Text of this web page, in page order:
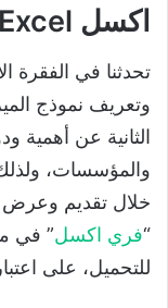
اكسل Excel
تحدثنا في الفقرة
وتعريف نموذج
الثانية عن أهمية
والمؤسسات،
خلال تقديم وعرض
“فري اكسل
للتحميل، على